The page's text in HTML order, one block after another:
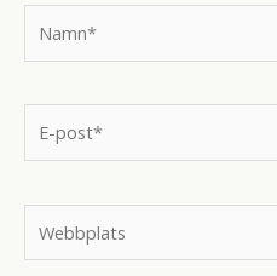
post*